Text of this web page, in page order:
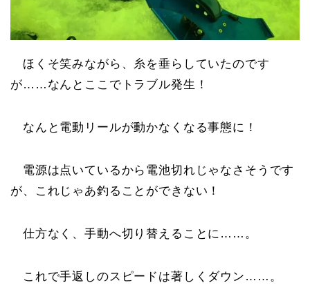
ほくそ笑みながら、糸を垂らしていたのです
が……なんとここでトラブル発生！
なんと電動リールが動かなくなる事態に！
電源は点いているから電池切れじゃなさそうです
が、これじゃあ釣ることができない！
仕方なく、手動へ切り替えることに……。
これで手返しのスピードは著しくダウン……。